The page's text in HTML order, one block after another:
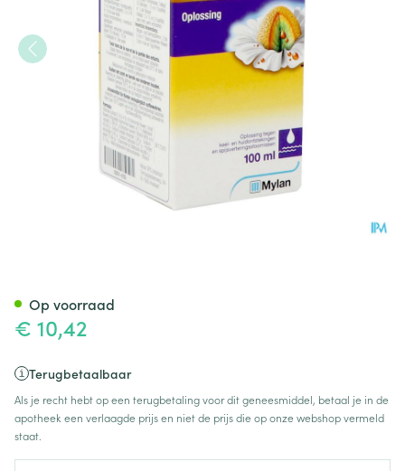
€ 10,42
Terugbetaalbaar
Als je recht hebt op een terugbetaling voor dit geneesmiddel, betaal je in de
apotheek een verlaagde prijs en niet de prijs die op onze webshop vermeld
staat.
Op voorraad